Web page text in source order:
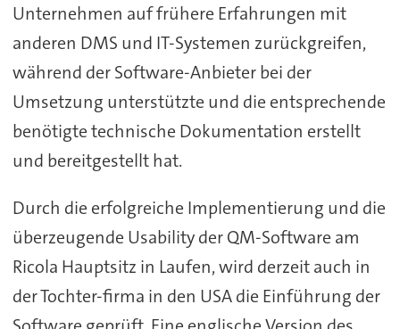
Unternehmen auf frühere Erfahrungen mit
anderen DMS und IT-Systemen zurückgreifen,
während der Software-Anbieter bei der
Umsetzung unterstützte und die entsprechende
benötigte technische Dokumentation erstellt
und bereitgestellt hat.
Durch die erfolgreiche Implementierung und die
überzeugende Usability der QM-Software am
Ricola Hauptsitz in Laufen, wird derzeit auch in
der Tochter-firma in den USA die Einführung der